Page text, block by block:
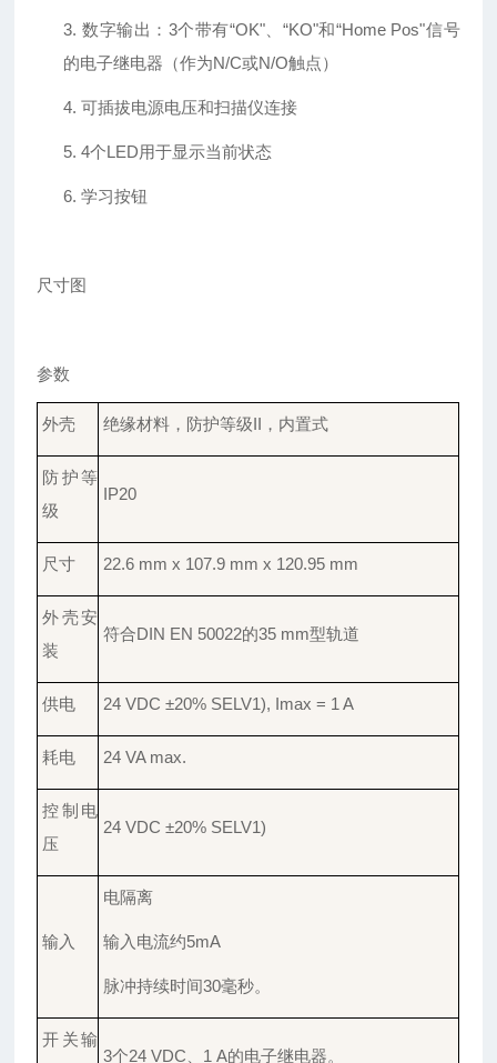
3. 数字输出： 3个带有“OK"、“KO"和“Home Pos"信号
的电子继电器（作为N/C或N/O触点）
4.可插拔电源电压和扫描仪连接
5.4个LED用于显示当前状态
6.学习按钮
尺寸图
参数
外壳 绝缘材料，防护等级II，内置式
防护等
级
IP20
尺寸 22.6 mm x 107.9 mm x 120.95 mm
外壳安
装
符合DIN EN 50022的35 mm型轨道
供电 24 VDC ±20% SELV1), Imax = 1 A
耗电 24 VA max.
控制电
压
24 VDC ±20% SELV1)
输入
电隔离
输入电流约5mA
脉冲持续时间30毫秒。
开关输
3个24 VDC、1 A的电子继电器。